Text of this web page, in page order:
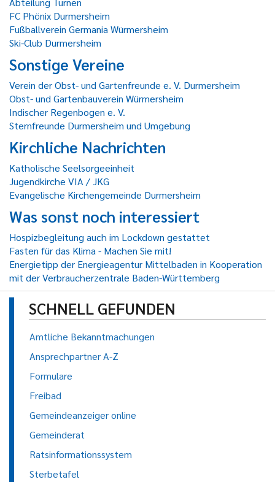
FC Phönix Durmersheim
Fußballverein Germania Würmersheim
Ski-Club Durmersheim
Sonstige Vereine
Verein der Obst- und Gartenfreunde e. V. Durmersheim
Obst- und Gartenbauverein Würmersheim
Indischer Regenbogen e. V.
Sternfreunde Durmersheim und Umgebung
Kirchliche Nachrichten
Katholische Seelsorgeeinheit
Jugendkirche VIA / JKG
Evangelische Kirchengemeinde Durmersheim
Was sonst noch interessiert
Hospizbegleitung auch im Lockdown gestattet
Fasten für das Klima - Machen Sie mit!
Energietipp der Energieagentur Mittelbaden in Kooperation
mit der Verbraucherzentrale Baden-Württemberg
SCHNELL GEFUNDEN
Amtliche Bekanntmachungen
Ansprechpartner A-Z
Formulare
Freibad
Gemeindeanzeiger online
Gemeinderat
Ratsinformationssystem
Sterbetafel